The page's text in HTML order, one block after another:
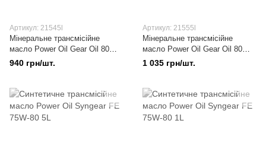
Артикул: 21545l
Мінеральне трансмісійне
масло Power Oil Gear Oil 80W-
90 GL 4 5L
940 грн/шт.
Артикул: 21555l
Мінеральне трансмісійне
масло Power Oil Gear Oil 80W-
90 GL 5 5L
1 035 грн/шт.